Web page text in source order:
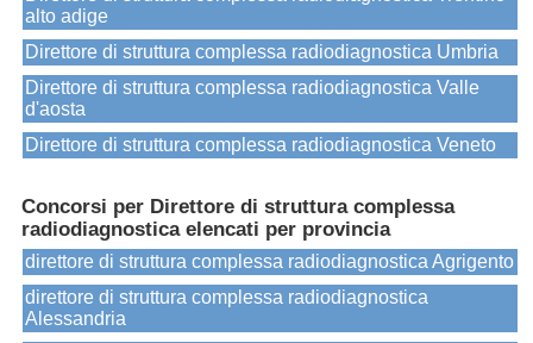
alto adige
Direttore di struttura complessa radiodiagnostica Umbria
Direttore di struttura complessa radiodiagnostica Valle
d'aosta
Direttore di struttura complessa radiodiagnostica Veneto
Concorsi per Direttore di struttura complessa
radiodiagnostica elencati per provincia
direttore di struttura complessa radiodiagnostica Agrigento
direttore di struttura complessa radiodiagnostica
Alessandria